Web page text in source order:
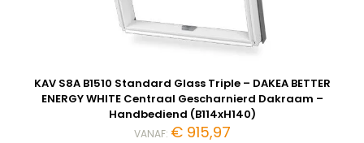
KAV S8A B1510 Standard Glass Triple – DAKEA BETTER
ENERGY WHITE Centraal Gescharnierd Dakraam –
Handbediend (B114xH140)
VANAF: €915,97